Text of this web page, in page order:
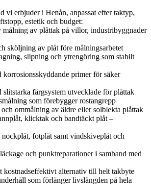
vi erbjuder i Henån, anpassat efter taktyp,
estetik och budget:
av plåttak på villor, industribyggnader
sköljning av plåt före målningsarbetet
slipning och ytrengöring som stabilt
primer för säker
färgsystem utvecklade för plåttak
som förebygger rostangrepp
ommålning av äldre eller solblekta plåttak
klicktak och bandtäckt plåt –
fotplåt samt vindskiveplåt och
och punktreparationer i samband med
kostnadseffektivt alternativ till helt takbyte
som förlänger livslängden på hela